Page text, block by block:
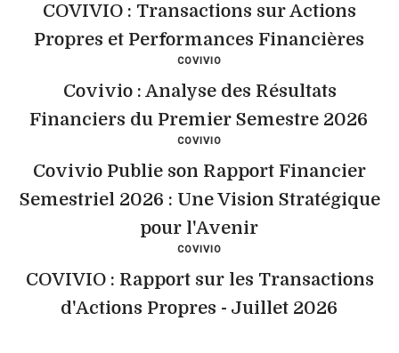
COVIVIO : Transactions sur Actions
Propres et Performances Financières
COVIVIO
Covivio : Analyse des Résultats
Financiers du Premier Semestre 2026
COVIVIO
Covivio Publie son Rapport Financier
Semestriel 2026 : Une Vision Stratégique
pour l'Avenir
COVIVIO
COVIVIO : Rapport sur les Transactions
d'Actions Propres - Juillet 2026